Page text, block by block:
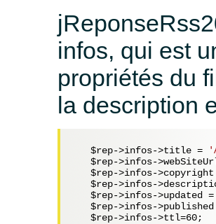
infos, qui est
propriétés du
la description
$rep->infos->title =
$rep->infos-
$rep->infos-
$rep->infos-
$rep->infos->updated =
$rep->infos-
$rep->infos->ttl=60